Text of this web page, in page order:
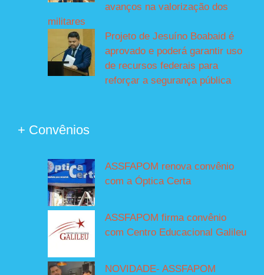
avanços na valorização dos
militares
Projeto de Jesuíno Boabaid é
aprovado e poderá garantir uso
de recursos federais para
reforçar a segurança pública
+ Convênios
ASSFAPOM renova convênio
com a Óptica Certa
ASSFAPOM firma convênio
com Centro Educacional Galileu
NOVIDADE- ASSFAPOM